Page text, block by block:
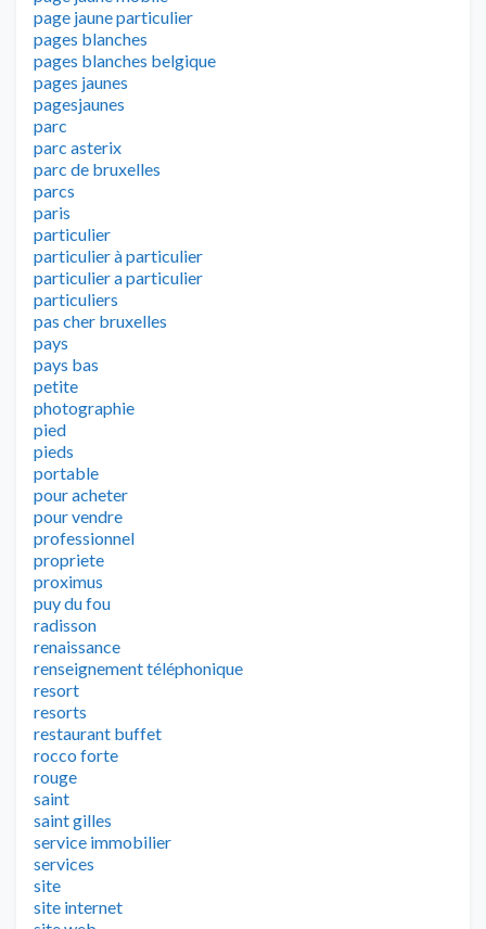
page jaune particulier
pages blanches
pages blanches belgique
pages jaunes
pagesjaunes
parc
parc asterix
parc de bruxelles
parcs
paris
particulier
particulier à particulier
particulier a particulier
particuliers
pas cher bruxelles
pays
pays bas
petite
photographie
pied
pieds
portable
pour acheter
pour vendre
professionnel
propriete
proximus
puy du fou
radisson
renaissance
renseignement téléphonique
resort
resorts
restaurant buffet
rocco forte
rouge
saint
saint gilles
service immobilier
services
site
site internet